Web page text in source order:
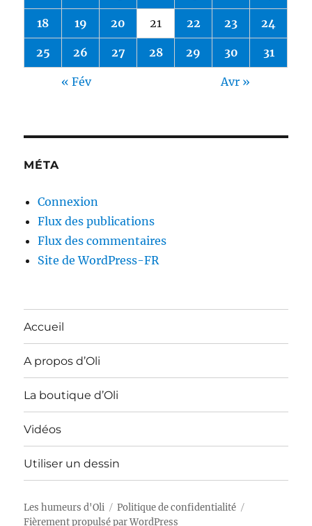
18 19 20 21 22 23 24
25 26 27 28 29 30 31
« Fév Avr »
MÉTA
Connexion
Flux des publications
Flux des commentaires
Site de WordPress-FR
Accueil
A propos d’Oli
La boutique d’Oli
Vidéos
Utiliser un dessin
Les humeurs d'Oli
Politique de confidentialité
Fièrement propulsé par WordPress